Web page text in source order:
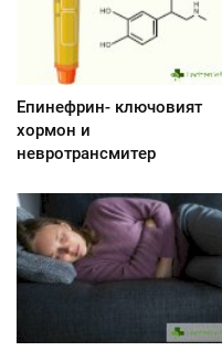
Епинефрин- ключовият
хормон и
невротрансмитер